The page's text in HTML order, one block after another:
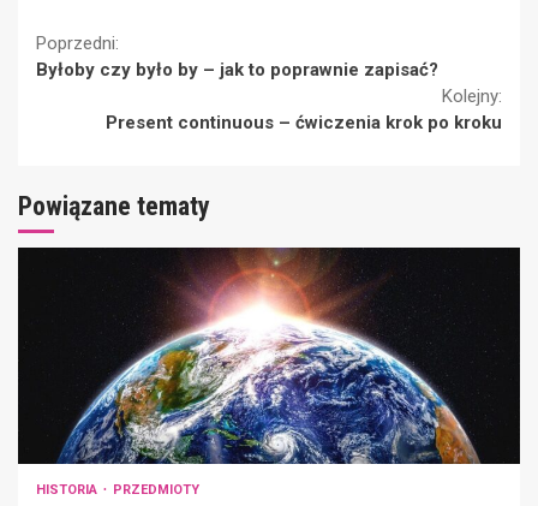
Continue
Poprzedni:
Byłoby czy było by – jak to poprawnie zapisać?
Kolejny:
Present continuous – ćwiczenia krok po kroku
Powiązane tematy
HISTORIA PRZEDMIOTY